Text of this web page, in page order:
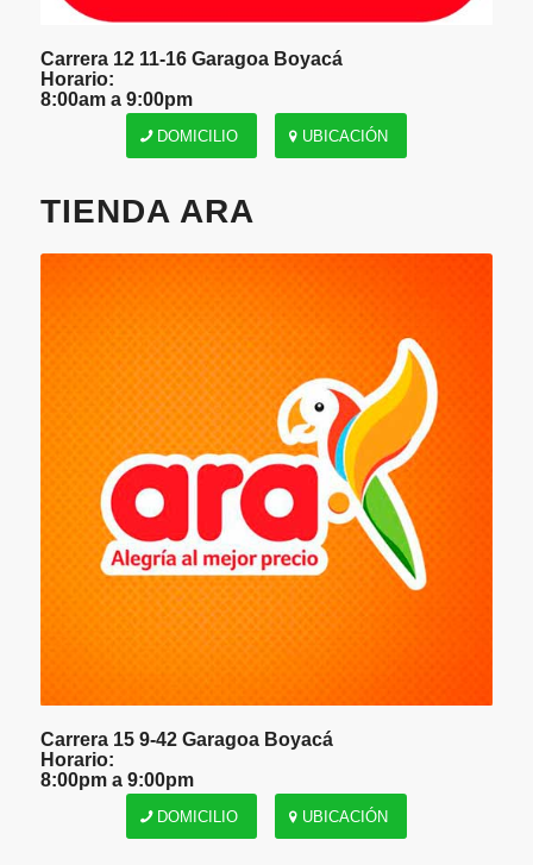
Carrera 12 11-16 Garagoa Boyacá
Horario:
8:00am a 9:00pm
DOMICILIO UBICACIÓN
TIENDA ARA
Carrera 15 9-42 Garagoa Boyacá
Horario:
8:00pm a 9:00pm
DOMICILIO UBICACIÓN